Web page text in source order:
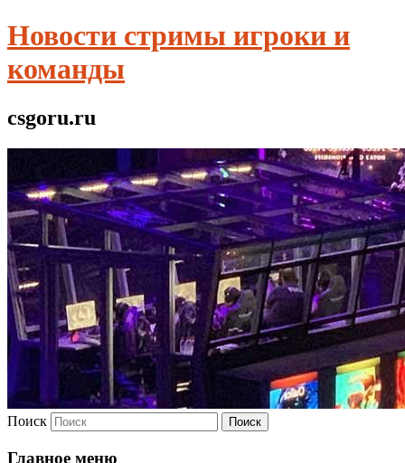
Новости стримы игроки и
команды
csgoru.ru
Поиск
Главное меню